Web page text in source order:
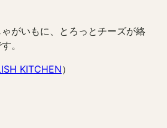
がいもに、とろっとチーズが絡
。
KITCHEN）